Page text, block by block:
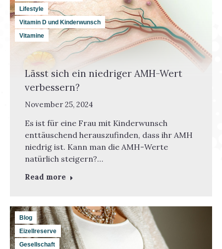
Lifestyle
Vitamin D und Kinderwunsch
Vitamine
Lässt sich ein niedriger AMH-Wert
verbessern?
November 25, 2024
Es ist für eine Frau mit Kinderwunsch
enttäuschend herauszufinden, dass ihr AMH
niedrig ist. Kann man die AMH-Werte
natürlich steigern?…
Read more
Blog
Eizellreserve
Gesellschaft